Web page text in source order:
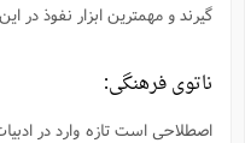
گیرند و مهمترین ابزار نفوذ در
ناتوی فرهنگی:
اصطلاحی است تازه وارد در